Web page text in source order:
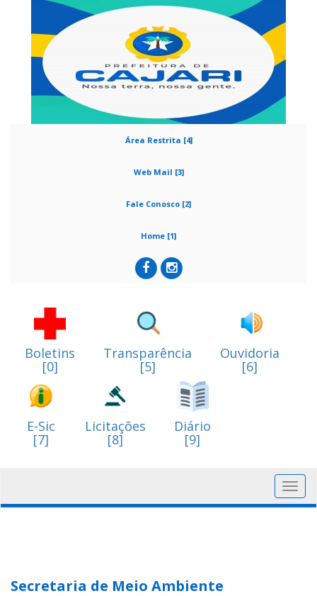
Área Restrita [4]
Web Mail [3]
Fale Conosco [2]
Home [1]
Boletins
[0]
Transparência
[5]
Ouvidoria
[6]
E-Sic
[7]
Licitações
[8]
Diário
[9]
Secretaria de Meio Ambiente